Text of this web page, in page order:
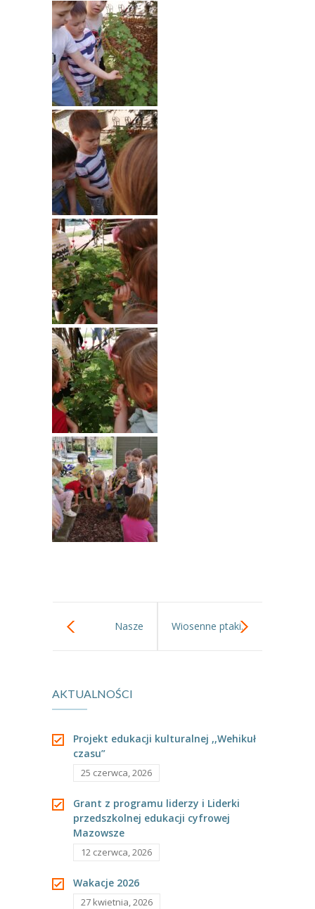
Nasze
tylko
Wiosenne ptaki.
AKTUALNOŚCI
Projekt edukacji kulturalnej ,,Wehikuł
czasu”
25 czerwca, 2026
Grant z programu liderzy i Liderki
przedszkolnej edukacji cyfrowej
Mazowsze
12 czerwca, 2026
Wakacje 2026
27 kwietnia, 2026